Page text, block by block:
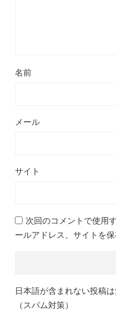
名前
メール
サイト
次回のコメントで使用
ールアドレス、サイトを保
日本語が含まれない投稿
（スパム対策）